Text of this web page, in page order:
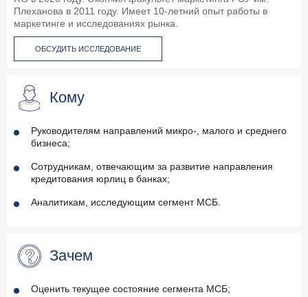
Плеханова в 2011 году. Имеет 10-летний опыт работы в
маркетинге и исследованиях рынка.
ОБСУДИТЬ ИССЛЕДОВАНИЕ
Кому
Руководителям направлений микро-, малого и среднего
бизнеса;
Сотрудникам, отвечающим за развитие направления
кредитования юрлиц в банках;
Аналитикам, исследующим сегмент МСБ.
Зачем
Оценить текущее состояние сегмента МСБ;